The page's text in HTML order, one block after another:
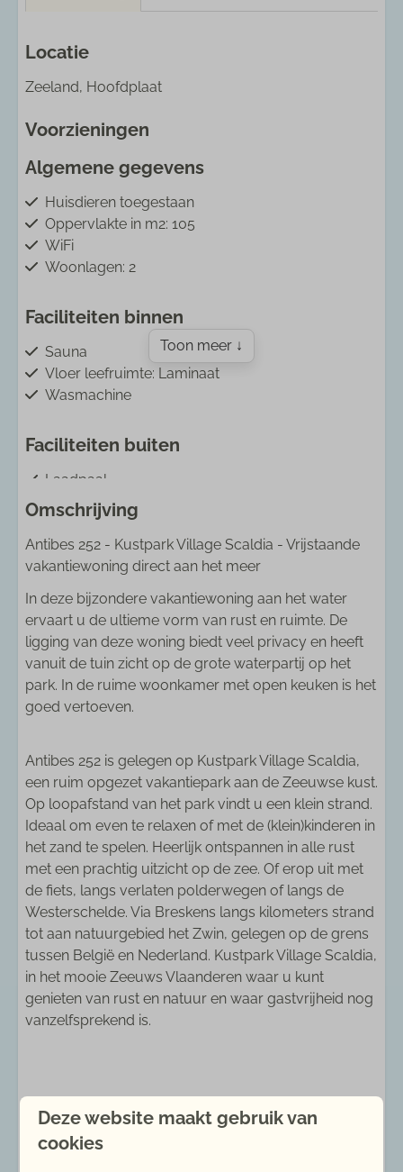
Locatie
Zeeland, Hoofdplaat
Voorzieningen
Algemene gegevens
Huisdieren toegestaan
Oppervlakte in m2: 105
WiFi
Woonlagen: 2
Faciliteiten binnen
Sauna
Vloer leefruimte: Laminaat
Wasmachine
Faciliteiten buiten
Laadpaal
Parasol
Parkeren aantal auto's: 1
Parkeren op eigen terrein
Terras
Tuinmeubels
Uitzicht: Meer
Ligging accommodatie
Aan het meer
Aan het water
Golfbaan: 10 - 25 km
Rustige ligging
Strand: 5 - 10 km
Keuken
Broodrooster
Combimagnetron
Eethoek
Koelkast
Koken op gas
Senseo koffiezetapparaat
Vaatwasser
Aparte douche
Apart toilet
Toon meer ↓
Omschrijving
Antibes 252 - Kustpark Village Scaldia - Vrijstaande
vakantiewoning direct aan het meer
In deze bijzondere vakantiewoning aan het water
ervaart u de ultieme vorm van rust en ruimte. De
ligging van deze woning biedt veel privacy en heeft
vanuit de tuin zicht op de grote waterpartij op het
park. In de ruime woonkamer met open keuken is het
goed vertoeven.
Antibes 252 is gelegen op Kustpark Village Scaldia,
een ruim opgezet vakantiepark aan de Zeeuwse kust.
Op loopafstand van het park vindt u een klein strand.
Ideaal om even te relaxen of met de (klein)kinderen in
het zand te spelen. Heerlijk ontspannen in alle rust
met een prachtig uitzicht op de zee. Of erop uit met
de fiets, langs verlaten polderwegen of langs de
Westerschelde. Via Breskens langs kilometers strand
tot aan natuurgebied het Zwin, gelegen op de grens
tussen België en Nederland. Kustpark Village Scaldia,
in het mooie Zeeuws Vlaanderen waar u kunt
genieten van rust en natuur en waar gastvrijheid nog
vanzelfsprekend is.
Energielabel:
Deze website maakt gebruik van
cookies